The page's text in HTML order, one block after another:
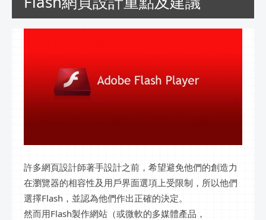
許多網頁設計師著手設計之前，希望避免他們的創造力
在瀏覽器的相容性及用戶界面選項上受限制，所以他們
選擇Flash，並認為他們作出正確的決定。
然而用Flash製作網站（或微軟的多媒體產品，